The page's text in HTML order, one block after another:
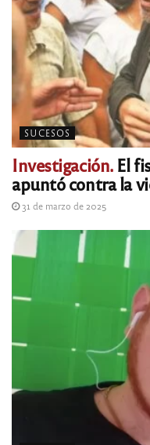
SUCESOS
Investigación.El
apuntó contra la
31 de marzo de 2025